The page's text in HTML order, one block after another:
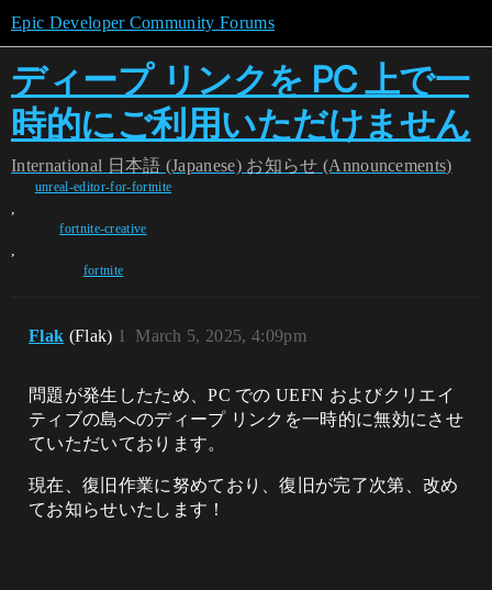
Epic Developer Community Forums
ディープ リンクを PC 上で一
時的にご利用いただけません
International 日本語 (Japanese) お知らせ (Announcements)
unreal-editor-for-fortnite
,
fortnite-creative
,
fortnite
Flak (Flak) March 5, 2025, 4:09pm
1
問題が発生したため、PC での UEFN およびクリエイ
ティブの島へのディープ リンクを一時的に無効にさせ
ていただいております。
現在、復旧作業に努めており、復旧が完了次第、改め
てお知らせいたします！